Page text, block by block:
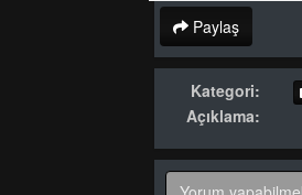
Paylaş
Kategori:
Açıklama: